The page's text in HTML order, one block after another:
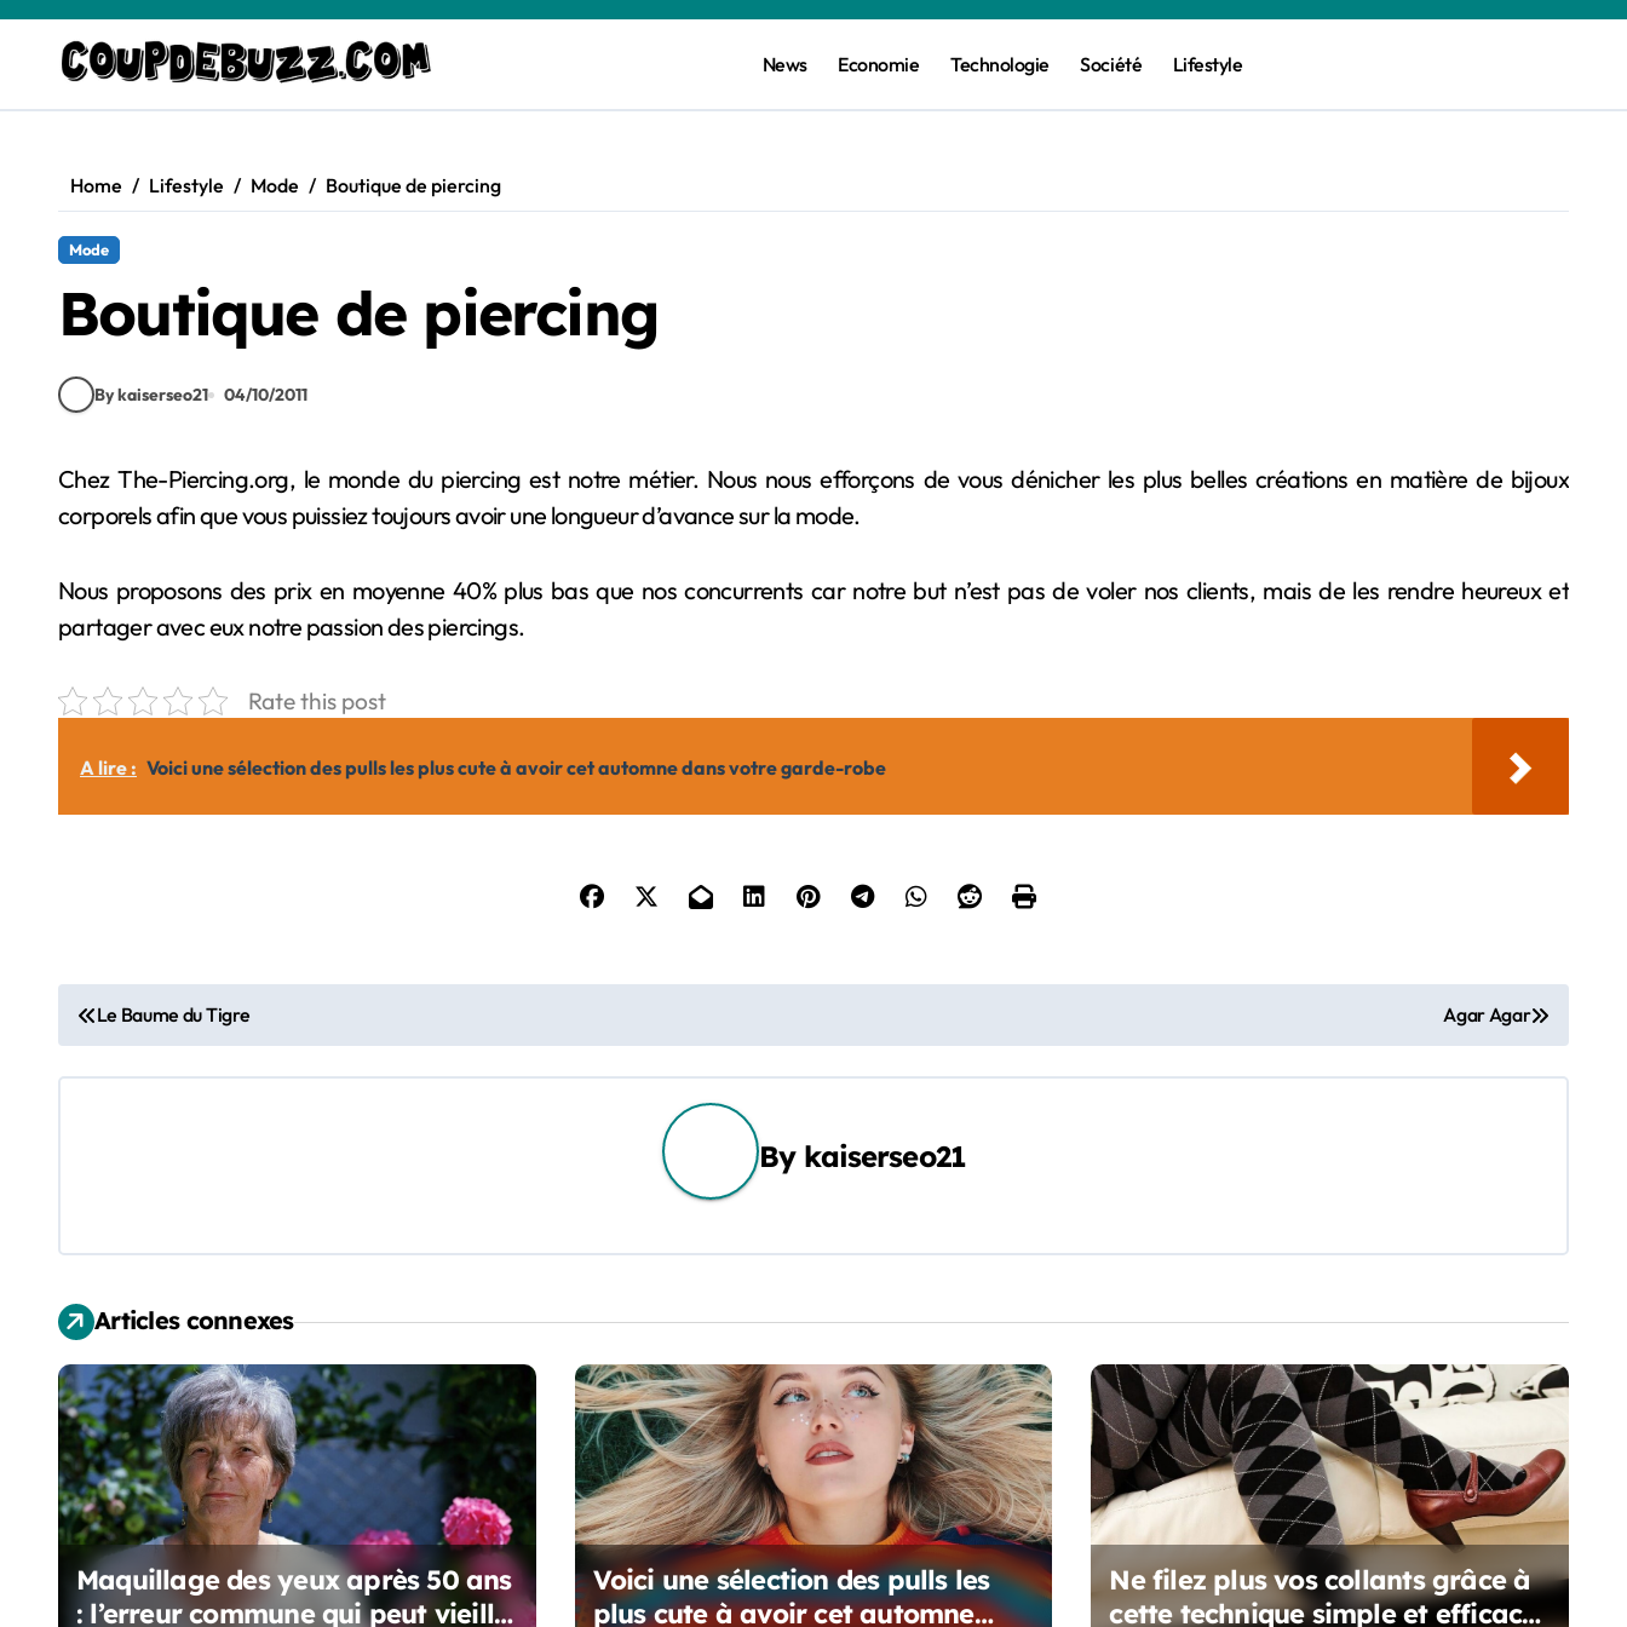
content
News Economie Technologie Société Lifestyle
Home Lifestyle Mode Boutique de piercing
Mode
Boutique de piercing
By kaiserseo21 04/10/2011
Chez The-Piercing.org, le monde du piercing est notre métier. Nous nous efforçons de vous dénicher les plus belles créations en matière de bijoux
corporels afin que vous puissiez toujours avoir une longueur d’avance sur la mode.
Nous proposons des prix en moyenne 40% plus bas que nos concurrents car notre but n’est pas de voler nos clients, mais de les rendre heureux et
partager avec eux notre passion des piercings.
Rate this post
A lire : Voici une sélection des pulls les plus cute à avoir cet automne dans votre garde-robe
N
a
a
t
i
o
n
d
e
Le Baume du Tigre Agar Agar
By kaiserseo21
Articles connexes
Maquillage des yeux après 50 ans
: l’erreur commune qui peut vieillir
Voici une sélection des pulls les
plus cute à avoir cet automne
Ne filez plus vos collants grâce à
cette technique simple et efficace